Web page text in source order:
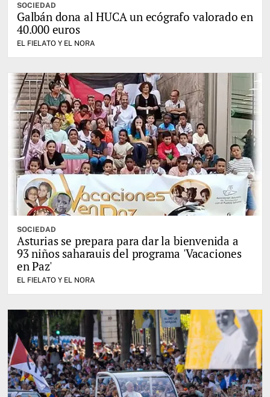
SOCIEDAD
Galbán dona al HUCA un ecógrafo valorado en
40.000 euros
EL FIELATO Y EL NORA
SOCIEDAD
Asturias se prepara para dar la bienvenida a
93 niños saharauis del programa 'Vacaciones
en Paz'
EL FIELATO Y EL NORA